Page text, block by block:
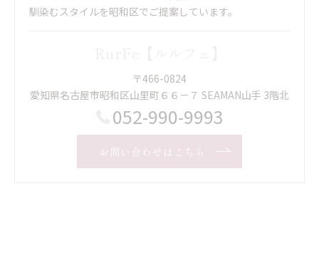
馴染むスタイルを昭和区でご提案しています。
〒466-0824
愛知県名古屋市昭和区山里町６６－７ SEAMAN山手 3階北
052-990-9993
お問い合わせはこちら